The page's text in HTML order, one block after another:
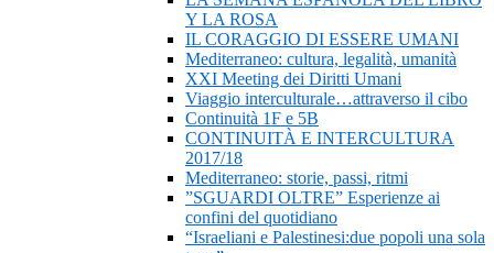
Y LA ROSA
IL CORAGGIO DI ESSERE UMANI
Mediterraneo: cultura, legalità, umanità
XXI Meeting dei Diritti Umani
Viaggio interculturale…attraverso il cibo
Continuità 1F e 5B
CONTINUITÀ E INTERCULTURA
2017/18
Mediterraneo: storie, passi, ritmi
”SGUARDI OLTRE” Esperienze ai
confini del quotidiano
“Israeliani e Palestinesi:due popoli una sola